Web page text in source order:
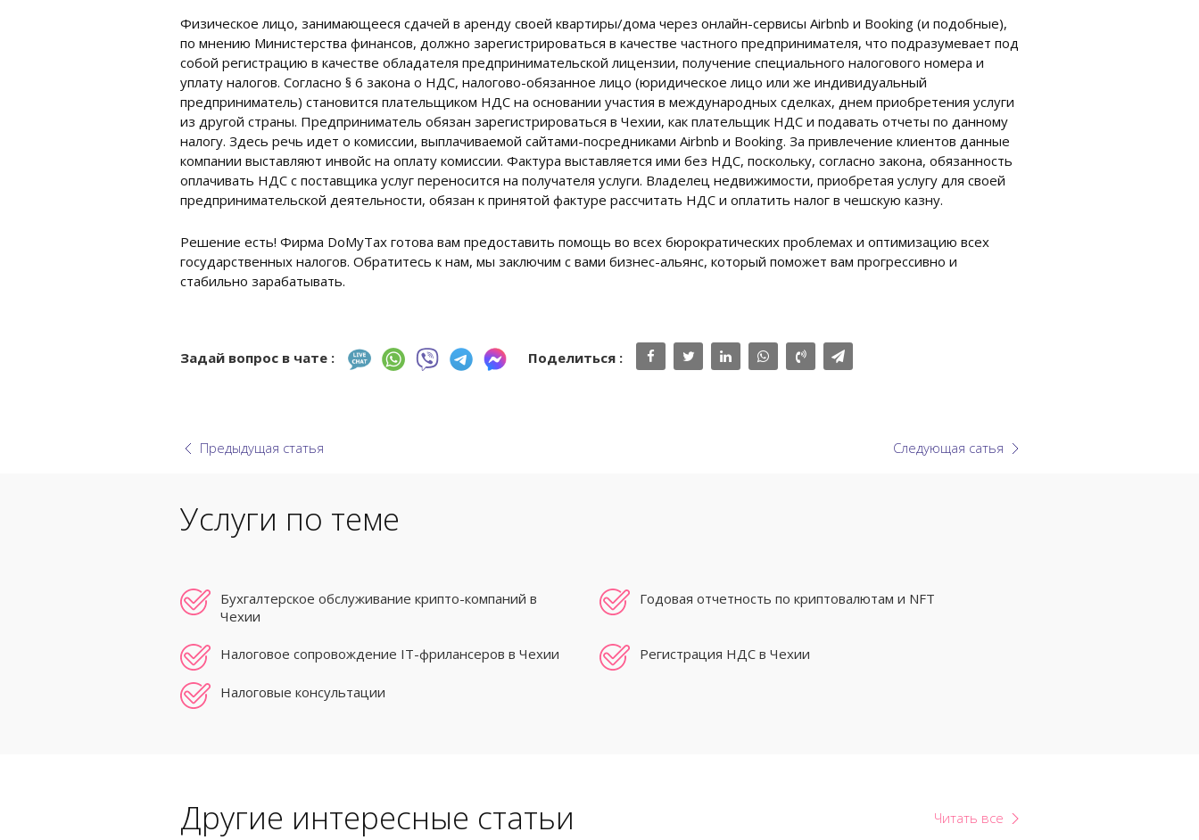
Физическое лицо, занимающееся сдачей в аренду своей квартиры/дома через онлайн-сервисы Airbnb и Booking (и подобные),
по мнению Министерства финансов, должно зарегистрироваться в качестве частного предпринимателя, что подразумевает под
собой регистрацию в качестве обладателя предпринимательской лицензии, получение специального налогового номера и
уплату налогов. Согласно § 6 закона о НДС, налогово-обязанное лицо (юридическое лицо или же индивидуальный
предприниматель) становится плательщиком НДС на основании участия в международных сделках, днем приобретения услуги
из другой страны. Предприниматель обязан зарегистрироваться в Чехии, как плательщик НДС и подавать отчеты по данному
налогу. Здесь речь идет о комиссии, выплачиваемой сайтами-посредниками Airbnb и Booking. За привлечение клиентов данные
компании выставляют инвойс на оплату комиссии. Фактура выставляется ими без НДС, поскольку, согласно закона, обязанность
оплачивать НДС с поставщика услуг переносится на получателя услуги. Владелец недвижимости, приобретая услугу для своей
предпринимательской деятельности, обязан к принятой фактуре рассчитать НДС и оплатить налог в чешскую казну.
Решение есть! Фирма DoMyTax готова вам предоставить помощь во всех бюрократических проблемах и оптимизацию всех
государственных налогов. Обратитесь к нам, мы заключим с вами бизнес-альянс, который поможет вам прогрессивно и
стабильно зарабатывать.
Задай вопрос в чате : Поделиться :
Предыдущая статья Следующая сатья
Услуги по теме
Бухгалтерское обслуживание крипто-компаний в
Чехии
Годовая отчетность по криптовалютам и NFT
Налоговое сопровождение IT-фрилансеров в Чехии Регистрация НДС в Чехии
Налоговые консультации
Другие интересные статьи Читать все